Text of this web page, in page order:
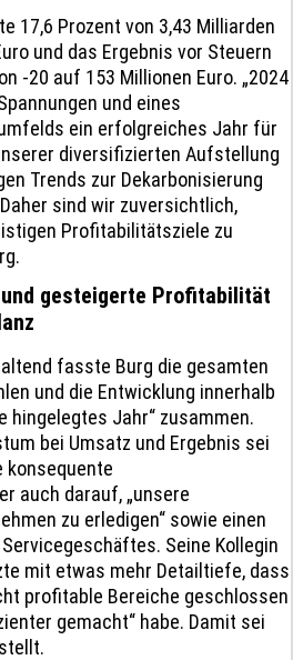
17,6 Prozent von 3,43 Milliarden
und das Ergebnis vor Steuern
-20 auf 153 Millionen Euro. „2024
und eines
ein erfolgreiches Jahr für
diversifizierten Aufstellung
Trends zur Dekarbonisierung
sind wir zuversichtlich,
Profitabilitätsziele zu
gesteigerte Profitabilität
fasste Burg die gesamten
und die Entwicklung innerhalb
hingelegtes Jahr“ zusammen.
bei Umsatz und Ergebnis sei
konsequente
auch darauf, „unsere
zu erledigen“ sowie einen
Seine Kollegin
mit etwas mehr Detailtiefe, dass
profitable Bereiche geschlossen
gemacht“ habe. Damit sei